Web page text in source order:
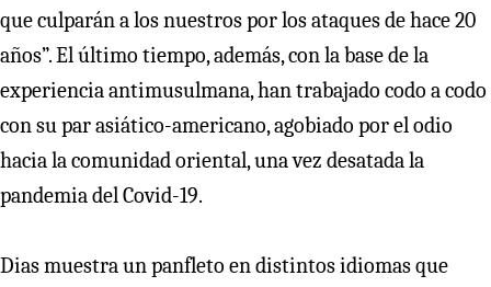
que culparán a los nuestros por los ataques de hace 20
años”. El último tiempo, además, con la base de la
experiencia antimusulmana, han trabajado codo a codo
con su par asiático-americano, agobiado por el odio
hacia la comunidad oriental, una vez desatada la
pandemia del Covid-19.
Dias muestra un panfleto en distintos idiomas que